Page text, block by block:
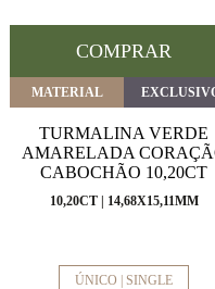
COMPRAR
MATERIAL
TURMALINA VERDE
AMARELADA
CABOCHÃO 10,20CT
10,20CT | 14,68X15,11MM
ÚNICO | SINGLE